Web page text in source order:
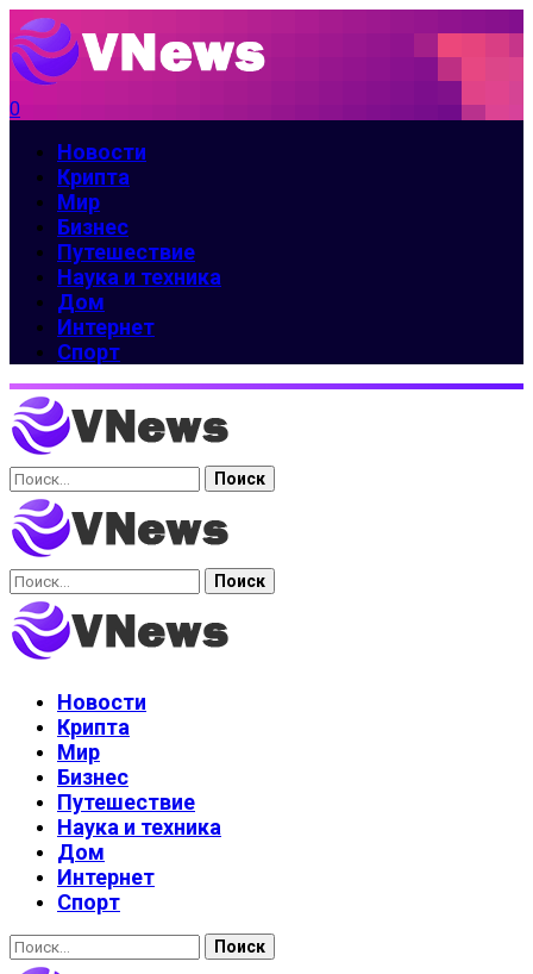
0
Новости
Крипта
Мир
Бизнес
Путешествие
Наука и техника
Дом
Интернет
Спорт
Найти:
Найти:
Новости
Крипта
Мир
Бизнес
Путешествие
Наука и техника
Дом
Интернет
Спорт
Найти: